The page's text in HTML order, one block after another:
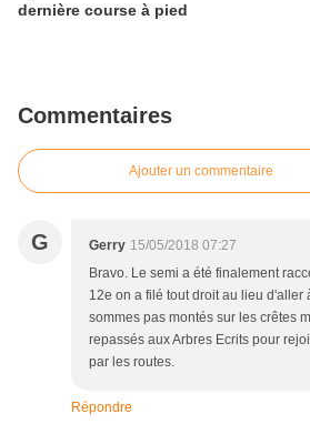
dernière course à pied
Commentaires
Ajouter un commentaire
G Gerry 15/05/2018 07:27
Bravo. Le semi a été finalement
12e on a filé tout droit au lieu d'aller
sommes pas montés sur les crêtes
repassés aux Arbres Ecrits pour
par les routes.
Répondre